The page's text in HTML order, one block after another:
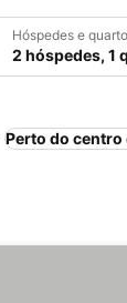
Hóspedes e
2 hóspedes, 1
Perto do centro